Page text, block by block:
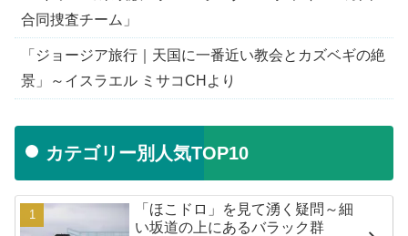
合同捜査チーム」
「ジョージア旅行｜天国に一番近い教会とカズベギの絶
景」～イスラエル ミサコCHより
カテゴリー別人気TOP10
「ほこドロ」を見て湧く疑問～細
い坂道の上にあるバラック群